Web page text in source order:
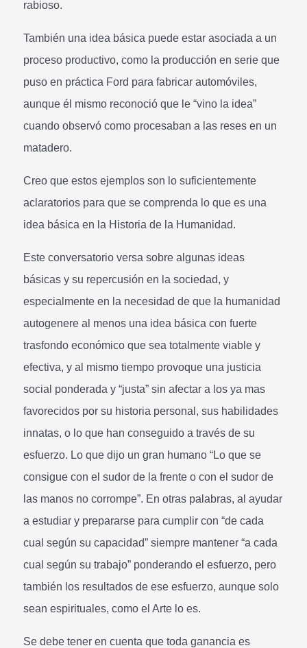
rabioso.
También una idea básica puede estar asociada a un
proceso productivo, como la producción en serie que
puso en práctica Ford para fabricar automóviles,
aunque él mismo reconoció que le “vino la idea”
cuando observó como procesaban a las reses en un
matadero.
Creo que estos ejemplos son lo suficientemente
aclaratorios para que se comprenda lo que es una
idea básica en la Historia de la Humanidad.
Este conversatorio versa sobre algunas ideas
básicas y su repercusión en la sociedad, y
especialmente en la necesidad de que la humanidad
autogenere al menos una idea básica con fuerte
trasfondo económico que sea totalmente viable y
efectiva, y al mismo tiempo provoque una justicia
social ponderada y “justa” sin afectar a los ya mas
favorecidos por su historia personal, sus habilidades
innatas, o lo que han conseguido a través de su
esfuerzo. Lo que dijo un gran humano “Lo que se
consigue con el sudor de la frente o con el sudor de
las manos no corrompe”. En otras palabras, al ayudar
a estudiar y prepararse para cumplir con “de cada
cual según su capacidad” siempre mantener “a cada
cual según su trabajo” ponderando el esfuerzo, pero
también los resultados de ese esfuerzo, aunque solo
sean espirituales, como el Arte lo es.
Se debe tener en cuenta que toda ganancia es